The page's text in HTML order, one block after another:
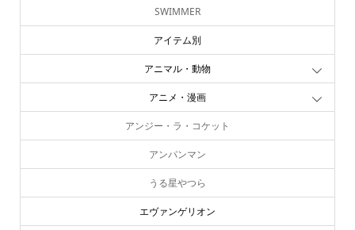
SWIMMER
アイテム別
アニマル・動物
アニメ・漫画
アンジー・ラ・コケット
アンパンマン
うる星やつら
エヴァンゲリオン